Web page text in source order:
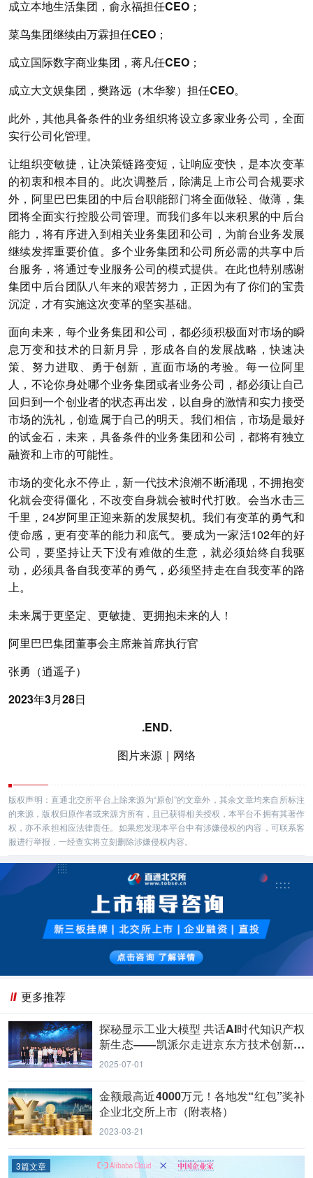
成立本地生活集团，俞永福担任CEO；
菜鸟集团继续由万霖担任CEO；
成立国际数字商业集团，蒋凡任CEO；
成立大文娱集团，樊路远（木华黎）担任CEO。
此外，其他具备条件的业务组织将设立多家业务公司，全面
实行公司化管理。
让组织变敏捷，让决策链路变短，让响应变快，是本次变革
的初衷和根本目的。此次调整后，除满足上市公司合规要求
外，阿里巴巴集团的中后台职能部门将全面做轻、做薄，集
团将全面实行控股公司管理。而我们多年以来积累的中后台
能力，将有序进入到相关业务集团和公司，为前台业务发展
继续发挥重要价值。多个业务集团和公司所必需的共享中后
台服务，将通过专业服务公司的模式提供。在此也特别感谢
集团中后台团队八年来的艰苦努力，正因为有了你们的宝贵
沉淀，才有实施这次变革的坚实基础。
面向未来，每个业务集团和公司，都必须积极面对市场的瞬
息万变和技术的日新月异，形成各自的发展战略，快速决
策、努力进取、勇于创新，直面市场的考验。每一位阿里
人，不论你身处哪个业务集团或者业务公司，都必须让自己
回归到一个创业者的状态再出发，以自身的激情和实力接受
市场的洗礼，创造属于自己的明天。我们相信，市场是最好
的试金石，未来，具备条件的业务集团和公司，都将有独立
融资和上市的可能性。
市场的变化永不停止，新一代技术浪潮不断涌现，不拥抱变
化就会变得僵化，不改变自身就会被时代打败。会当水击三
千里，24岁阿里正迎来新的发展契机。我们有变革的勇气和
使命感，更有变革的能力和底气。要成为一家活102年的好
公司，要坚持让天下没有难做的生意，就必须始终自我驱
动，必须具备自我变革的勇气，必须坚持走在自我变革的路
上。
未来属于更坚定、更敏捷、更拥抱未来的人！
阿里巴巴集团董事会主席兼首席执行官
张勇（逍遥子）
2023年3月28日
.END.
图片来源｜网络
版权声明：直通北交所平台上除来源为“原创”的文章外，其余文章均来自所标注
的来源，版权归原作者或来源方所有，且已获得相关授权，本平台不拥有其著作
权，亦不承担相应法律责任。如果您发现本平台中有涉嫌侵权的内容，可联系客
服进行举报，一经查实将立刻删除涉嫌侵权内容。
更多推荐
探秘显示工业大模型 共话AI时代知识产权
新生态——凯派尔走进京东方技术创新中
心
2025-07-01
金额最高近4000万元！各地发“红包”奖补
企业北交所上市（附表格）
2023-03-21
3篇文章